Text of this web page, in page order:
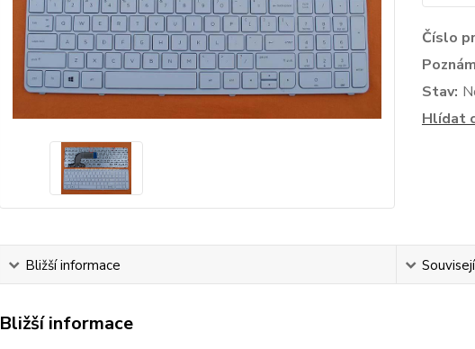
Číslo
Stav:
Hlídat
Bližší informace
Bližší informace